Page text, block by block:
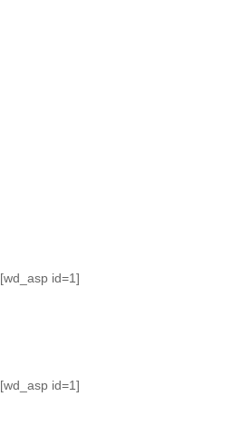
[wd_asp id=1]
[wd_asp id=1]